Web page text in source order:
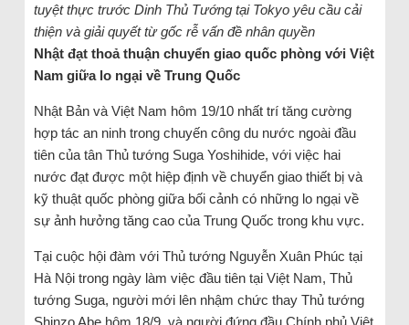
tuyệt thực trước Dinh Thủ Tướng tại Tokyo yêu cầu cải
thiện và giải quyết từ gốc rễ vấn đề nhân quyền
Nhật đạt thoả thuận chuyển giao quốc phòng với Việt
Nam giữa lo ngại về Trung Quốc
Nhật Bản và Việt Nam hôm 19/10 nhất trí tăng cường
hợp tác an ninh trong chuyến công du nước ngoài đầu
tiên của tân Thủ tướng Suga Yoshihide, với việc hai
nước đạt được một hiệp định về chuyển giao thiết bị và
kỹ thuật quốc phòng giữa bối cảnh có những lo ngại về
sự ảnh hưởng tăng cao của Trung Quốc trong khu vực.
Tại cuộc hội đàm với Thủ tướng Nguyễn Xuân Phúc tại
Hà Nội trong ngày làm việc đầu tiên tại Việt Nam, Thủ
tướng Suga, người mới lên nhậm chức thay Thủ tướng
Shinzo Abe hôm 18/9, và người đứng đầu Chính phủ Việt